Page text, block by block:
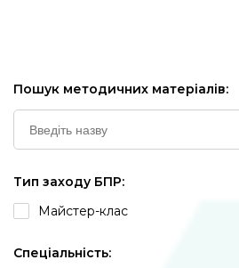
Пошук методичних матеріалів:
Тип заходу БПР:
Майстер-клас
Спеціальність: